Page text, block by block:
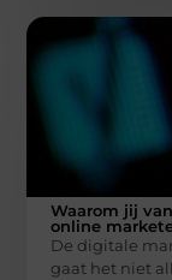
Waarom jij
online
De digitale
gaat het niet